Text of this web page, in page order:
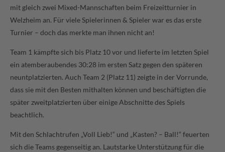
mit gleich zwei Mixed-Mannschaften beim Freizeitturnier in
Welzheim an. Für viele Spielerinnen & Spieler war es das erste
Turnier – doch das merkte man ihnen nicht an!
Team 1 kämpfte sich bis Platz 10 vor und lieferte im letzten Spiel
ein atemberaubendes 30:28 im ersten Satz gegen den späteren
neuntplatzierten. Auch Team 2 (Platz 11) zeigte in der Vorrunde,
dass sie mit den Besten mithalten können und beschäftigten die
später zweitplatzierten über einige Abschnitte des Spiels
beachtlich.
Mit den Schlachtrufen „Voll Lieb!“ und „Kasten? – Ball!“ feuerten
sich die Teams gegenseitig an. Lautstarke Unterstützung für die